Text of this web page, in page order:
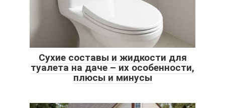
Сухие составы и жидкости для
туалета на даче – их особенности,
плюсы и минусы